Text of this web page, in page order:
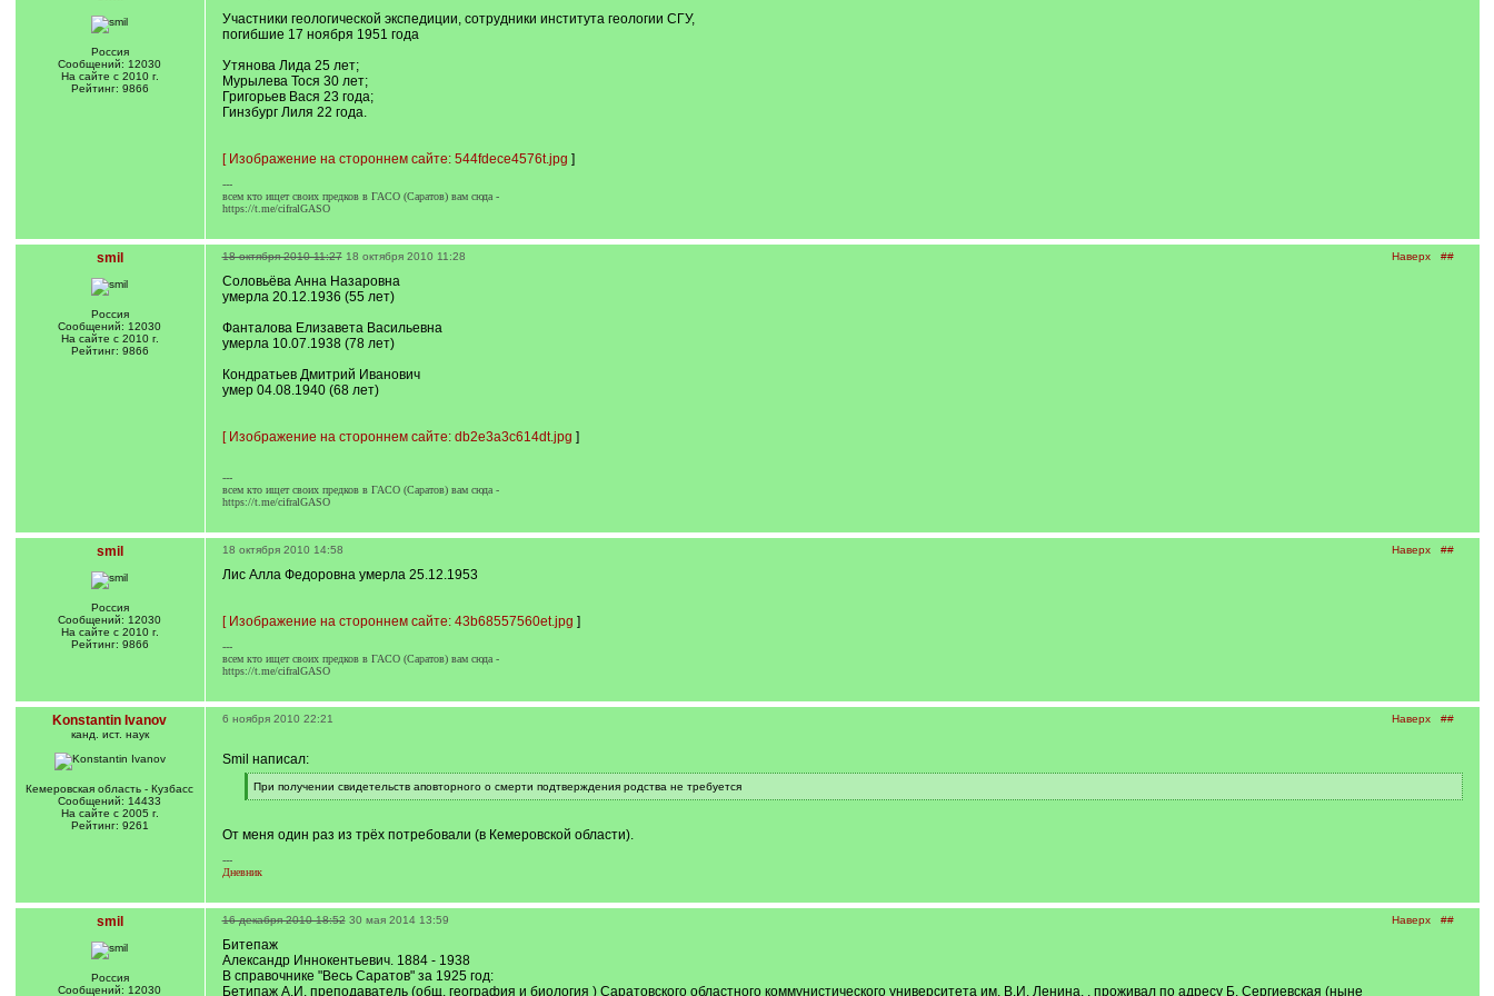
Россия
Сообщений: 12030
На сайте с 2010 г.
Рейтинг: 9866
Участники геологической экспедиции, сотрудники института геологии СГУ,
погибшие 17 ноября 1951 года
Утянова Лида 25 лет;
Мурылева Тося 30 лет;
Григорьев Вася 23 года;
Гинзбург Лиля 22 года.
[ Изображение на стороннем сайте: 544fdece4576t.jpg ]
---
всем кто ищет своих предков в ГАСО (Саратов) вам сюда -
https://t.me/cifralGASO
smil
Россия
Сообщений: 12030
На сайте с 2010 г.
Рейтинг: 9866
Наверх ##
18 октября 2010 11:27 18 октября 2010 11:28
Соловьёва Анна Назаровна
умерла 20.12.1936 (55 лет)
Фанталова Елизавета Васильевна
умерла 10.07.1938 (78 лет)
Кондратьев Дмитрий Иванович
умер 04.08.1940 (68 лет)
[ Изображение на стороннем сайте: db2e3a3c614dt.jpg ]
---
всем кто ищет своих предков в ГАСО (Саратов) вам сюда -
https://t.me/cifralGASO
smil
Россия
Сообщений: 12030
На сайте с 2010 г.
Рейтинг: 9866
Наверх ##
18 октября 2010 14:58
Лис Алла Федоровна умерла 25.12.1953
[ Изображение на стороннем сайте: 43b68557560et.jpg ]
---
всем кто ищет своих предков в ГАСО (Саратов) вам сюда -
https://t.me/cifralGASO
Konstantin Ivanov
канд. ист. наук
Кемеровская область - Кузбасс
Сообщений: 14433
На сайте с 2005 г.
Рейтинг: 9261
Наверх ##
6 ноября 2010 22:21
Smil написал:
[
q
При получении свидетельств аповторного о смерти подтверждения родства не требуется
[
]
От меня один раз из трёх потребовали (в Кемеровской области).
---
Дневник
smil
Россия
Сообщений: 12030
Наверх ##
16 декабря 2010 18:52 30 мая 2014 13:59
Битепаж
Александр Иннокентьевич. 1884 - 1938
В справочнике "Весь Саратов" за 1925 год:
Бетипаж А.И. преподаватель (общ. география и биология ) Саратовского областного коммунистического университета им. В.И. Ленина. , проживал по адресу Б. Сергиевская (ныне